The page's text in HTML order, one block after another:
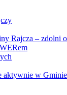
Rajcza – zdolni
aktywnie w